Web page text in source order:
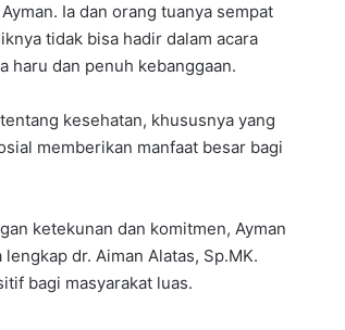
Ia dan orang tuanya sempat
tidak bisa hadir dalam acara
haru dan penuh kebanggaan.
kesehatan, khususnya yang
memberikan manfaat besar bagi
ketekunan dan komitmen, Ayman
dr. Aiman Alatas, Sp.MK.
bagi masyarakat luas.